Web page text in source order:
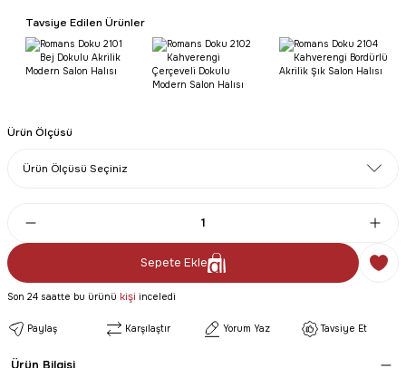
Tavsiye Edilen Ürünler
Ürün Ölçüsü
Sepete Ekle
Son 24 saatte bu ürünü kişi inceledi
Paylaş Karşılaştır Yorum Yaz Tavsiye Et